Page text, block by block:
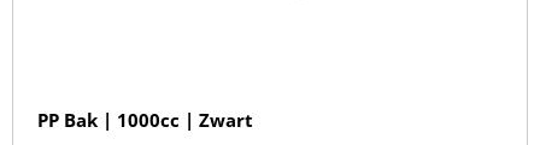
PP Bak | 1000cc | Zwart